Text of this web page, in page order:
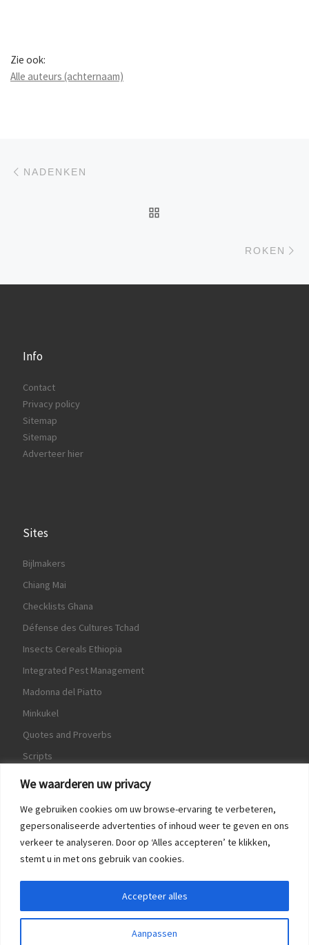
We waarderen uw privacy
We gebruiken cookies om uw browse-ervaring te verbeteren,
gepersonaliseerde advertenties of inhoud weer te geven en ons
verkeer te analyseren. Door op ‘Alles accepteren’ te klikken,
stemt u in met ons gebruik van cookies.
Aanpassen
Accepteer alles
Zie ook:
Alle auteurs (achternaam)
Berichtnavigatie
NADENKEN
ROKEN
Info
Contact
Privacy policy
Sitemap
Sitemap
Adverteer hier
Sites
Bijlmakers
Chiang Mai
Checklists Ghana
Défense des Cultures Tchad
Insects Cereals Ethiopia
Integrated Pest Management
Madonna del Piatto
Minkukel
Quotes and Proverbs
Scripts
World Crops Database
Game